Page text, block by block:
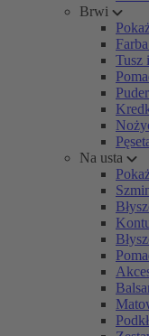
Brwi
Tusz
Na usta